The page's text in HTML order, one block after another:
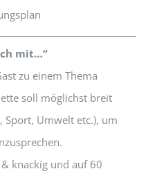
mit…“
zu einem Thema
soll möglichst breit
Sport, Umwelt etc.), um
knackig und auf 60